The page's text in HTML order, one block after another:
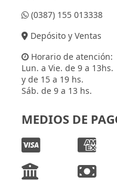
(0387) 155 013338
Depósito y Ventas
Horario de atención:
Lun. a Vie. de 9 a 13hs.
y de 15 a 19 hs.
Sáb. de 9 a 13 hs.
MEDIOS DE